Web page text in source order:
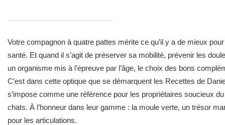
Votre compagnon à quatre pattes mérite ce qu’il y a de mieux
santé. Et quand il s’agit de préserver sa mobilité, prévenir les
un organisme mis à l’épreuve par l’âge, le choix des bons
C’est dans cette optique que se démarquent les Recettes de
s’impose comme une référence pour les propriétaires soucieux
chats. À l’honneur dans leur gamme : la moule verte, un trésor
pour les articulations.